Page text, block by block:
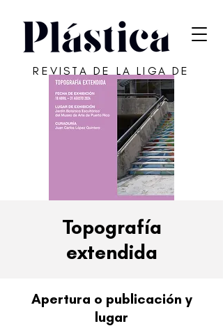
REVISTA DE LA LIGA DE
ARTE DE SAN JUAN
Topografía
extendida
Apertura o publicación y
lugar